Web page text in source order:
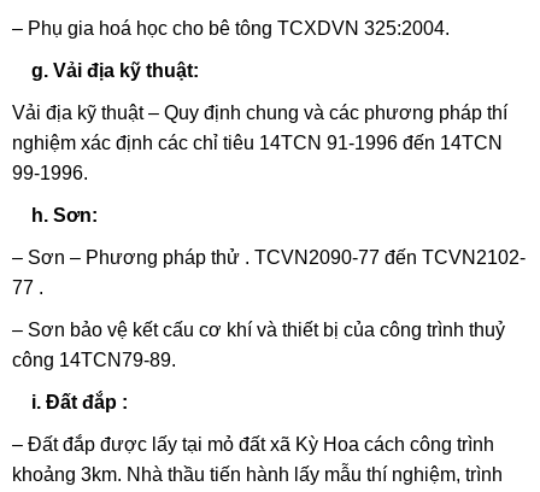
– Phụ gia hoá học cho bê tông TCXDVN 325:2004.
g. Vải địa kỹ thuật:
Vải địa kỹ thuật – Quy định chung và các phương pháp thí
nghiệm xác định các chỉ tiêu 14TCN 91-1996 đến 14TCN
99-1996.
h. Sơn:
– Sơn – Phương pháp thử . TCVN2090-77 đến TCVN2102-
77 .
– Sơn bảo vệ kết cấu cơ khí và thiết bị của công trình thuỷ
công 14TCN79-89.
i. Đất đắp :
– Đất đắp được lấy tại mỏ đất xã Kỳ Hoa cách công trình
khoảng 3km. Nhà thầu tiến hành lấy mẫu thí nghiệm, trình